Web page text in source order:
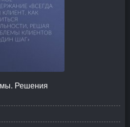
Решения